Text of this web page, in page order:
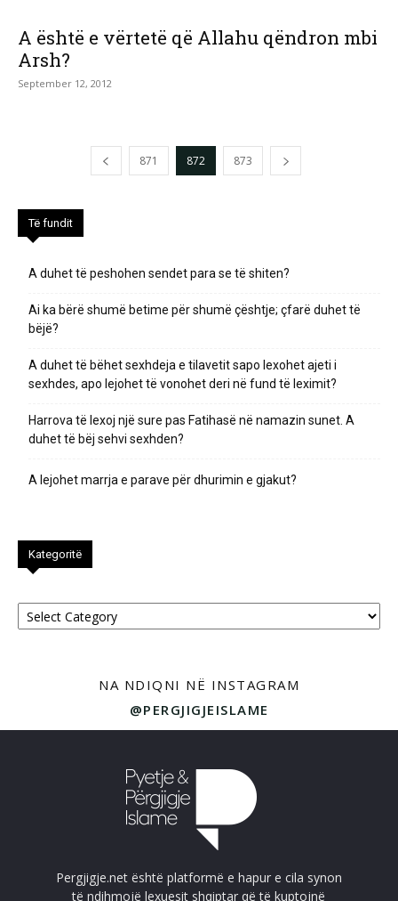
A është e vërtetë që Allahu qëndron mbi
Arsh?
September 12, 2012
871 872 873
Të fundit
A duhet të peshohen sendet para se të shiten?
Ai ka bërë shumë betime për shumë çështje; çfarë duhet të
bëjë?
A duhet të bëhet sexhdeja e tilavetit sapo lexohet ajeti i
sexhdes, apo lejohet të vonohet deri në fund të leximit?
Harrova të lexoj një sure pas Fatihasë në namazin sunet. A
duhet të bëj sehvi sexhden?
A lejohet marrja e parave për dhurimin e gjakut?
Kategoritë
Kategoritë
NA NDIQNI NË INSTAGRAM
@PERGJIGJEISLAME
Pergjigje.net është platformë e hapur e cila synon
të ndihmojë lexuesit shqiptar që të kuptojnë